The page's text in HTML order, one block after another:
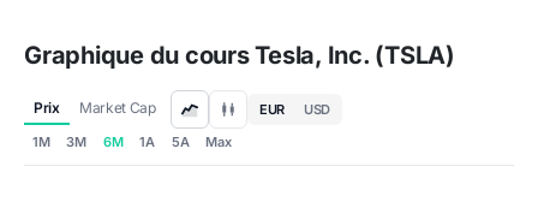
Graphique du cours Tesla, Inc. (TSLA)
Prix Market Cap EUR
USD
1M
3M 6M 1A 5A Max